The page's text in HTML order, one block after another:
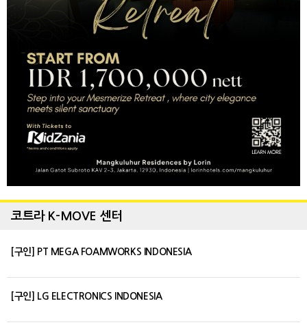
코트라 K-MOVE 센터
[구인] PT MEGA FOAMWORKS INDONESIA
[구인] LG ELECTRONICS INDONESIA